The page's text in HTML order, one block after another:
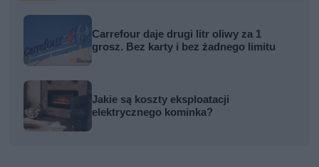
Carrefour daje drugi litr oliwy za 1
grosz. Bez karty i bez żadnego limitu
Jakie są koszty eksploatacji
elektrycznego kominka?